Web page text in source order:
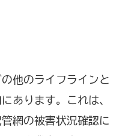
他のライフラインと
あります。これは、
網の被害状況確認に